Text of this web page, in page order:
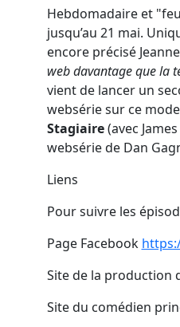
Hebdomadaire et
jusqu’au 21 mai.
encore précisé
web davantage que la
vient de lancer un
websérie sur ce
Stagiaire(avec
websérie de Dan
Liens
Pour suivre les
Page Facebook
Site de la production
Site du comédien